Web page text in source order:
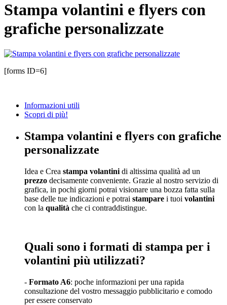
Stampa volantini e flyers con
grafiche personalizzate
[forms ID=6]
Informazioni utili
Scopri di più!
Stampa volantini e flyers con grafiche
personalizzate
Idea e Crea stampa volantini di altissima qualità ad un
prezzo decisamente conveniente. Grazie al nostro servizio di
grafica, in pochi giorni potrai visionare una bozza fatta sulla
base delle tue indicazioni e potrai stampare i tuoi volantini
con la qualità che ci contraddistingue.
Quali sono i formati di stampa per i
volantini più utilizzati?
- Formato A6: poche informazioni per una rapida
consultazione del vostro messaggio pubblicitario e comodo
per essere conservato